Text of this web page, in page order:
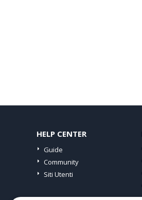
HELP CENTER
Guide
Community
Siti Utenti